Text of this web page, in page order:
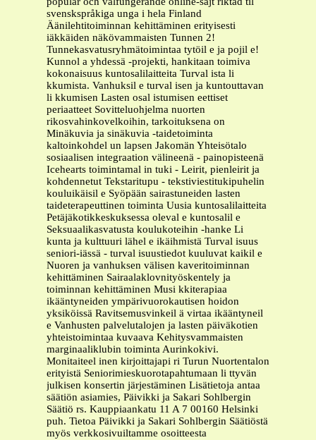
svenskspråkiga unga i hela Finland
Äänilehtitoiminnan kehittäminen erityisesti
iäkkäiden näkövammaisten Tunnen 2!
Tunnekasvatusryhmätoimintaa tytöil e ja pojil e!
Kunnol a yhdessä -projekti, hankitaan toimiva
kokonaisuus kuntosalilaitteita Turval ista li
kkumista. Vanhuksil e turval isen ja kuntouttavan
li kkumisen Lasten osal istumisen eettiset
periaatteet Sovitteluohjelma nuorten
rikosvahinkovelkoihin, tarkoituksena on
Minäkuvia ja sinäkuvia -taidetoiminta
kaltoinkohdel un lapsen Jakomän Yhteisötalo
sosiaalisen integraation välineenä - painopisteenä
Icehearts toimintamal in tuki - Leirit, pienleirit ja
kohdennetut Tekstaritupu - tekstiviestitukipuhelin
kouluikäisil e Syöpään sairastuneiden lasten
taideterapeuttinen toiminta Uusia kuntosalilaitteita
Petäjäkotikkeskuksessa oleval e kuntosalil e
Seksuaalikasvatusta koulukoteihin -hanke Li
kunta ja kulttuuri lähel e ikäihmistä Turval isuus
seniori-iässä - turval isuustiedot kuuluvat kaikil e
Nuoren ja vanhuksen välisen kaveritoiminnan
kehittäminen Sairaalaklovnityöskentely ja
toiminnan kehittäminen Musi kkiterapiaa
ikääntyneiden ympärivuorokautisen hoidon
yksiköissä Ravitsemusvinkeil ä virtaa ikääntyneil
e Vanhusten palvelutalojen ja lasten päiväkotien
yhteistoimintaa kuvaava Kehitysvammaisten
marginaaliklubin toiminta Aurinkokivi.
Monitaiteel inen kirjoittajapi ri Turun Nuortentalon
erityistä Seniorimieskuorotapahtumaan li ttyvän
julkisen konsertin järjestäminen Lisätietoja antaa
säätiön asiamies, Päivikki ja Sakari Sohlbergin
Säätiö rs. Kauppiaankatu 11 A 7 00160 Helsinki
puh. Tietoa Päivikki ja Sakari Sohlbergin Säätiöstä
myös verkkosivuiltamme osoitteesta